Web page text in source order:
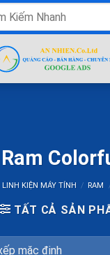
Ram
LINH KIỆN MÁY TÍNH / RAM
TẤT CẢ SẢN